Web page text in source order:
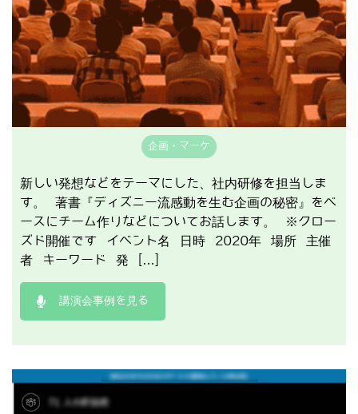
企画・マーケ
新しい発想などをテーマにした、社内研修を担当しま
す。 著書『ディズニー流感動を生む企画の秘密』をベ
ースにチーム作りなどについてお話します。 ※クロー
ズド開催です イベント名 日時 2020年 場所 主催
者 キーワード 発 […]
講演会事例を見る